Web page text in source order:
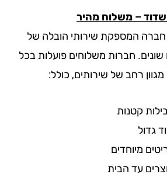
– משלוח מהיר
המספקת שירותי הובלה של
חברות משלוחים פועלות בכל
רחב של שירותים, כולל:
קטנות
עד הבית